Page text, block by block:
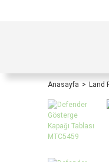
Anasayfa Land